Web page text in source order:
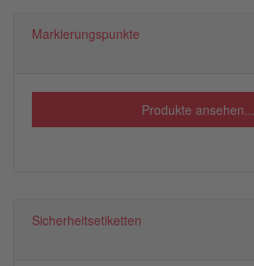
Markierungspunkte
Produkte ansehen...
Sicherheitsetiketten